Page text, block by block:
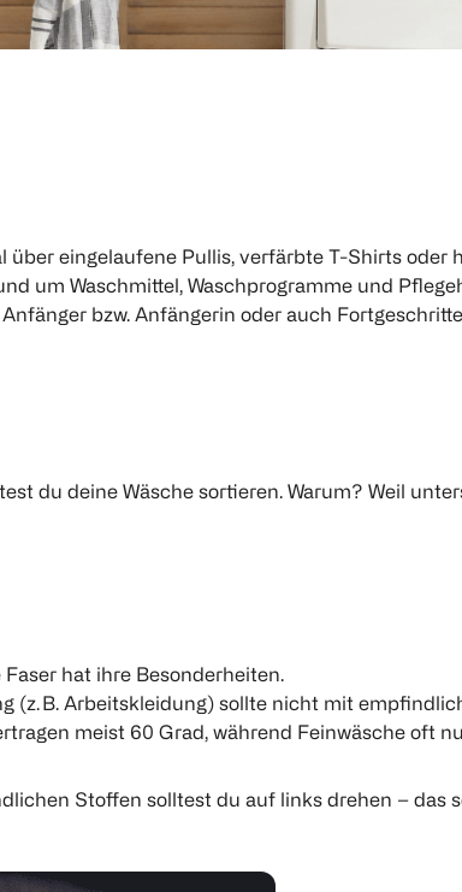
eingelaufene Pullis, verfärbte T-Shirts
um Waschmittel, Waschprogramme und
bzw. Anfängerin oder auch
du deine Wäsche sortieren. Warum? Weil
hat ihre Besonderheiten.
(z. B. Arbeitskleidung) sollte nicht mit
meist 60 Grad, während Feinwäsche oft
Stoffen solltest du auf links drehen – das